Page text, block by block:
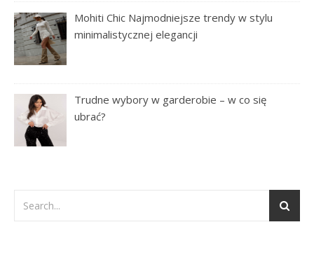
Mohiti Chic Najmodniejsze trendy w stylu
minimalistycznej elegancji
Trudne wybory w garderobie – w co się
ubrać?